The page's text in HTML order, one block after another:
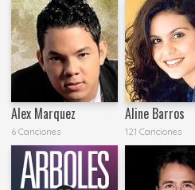
Alex Marquez
6 Canciones
Aline Barros
121 Canciones